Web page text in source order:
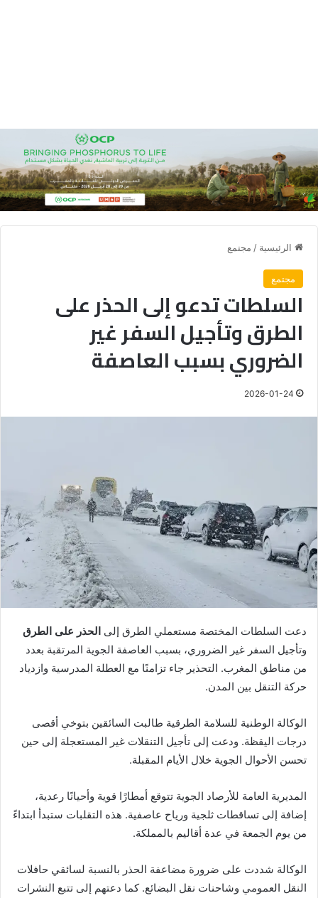
الرئيسية / مجتمع
مجتمع
السلطات تدعو إلى الحذر على
الطرق وتأجيل السفر غير
الضروري بسبب العاصفة
2026-01-24
دعت السلطات المختصة مستعملي الطرق إلى الحذر على الطرق
وتأجيل السفر غير الضروري، بسبب العاصفة الجوية المرتقبة بعدد
من مناطق المغرب. التحذير جاء تزامنًا مع العطلة المدرسية وازدياد
حركة التنقل بين المدن.
الوكالة الوطنية للسلامة الطرقية طالبت السائقين بتوخي أقصى
درجات اليقظة. ودعت إلى تأجيل التنقلات غير المستعجلة إلى حين
تحسن الأحوال الجوية خلال الأيام المقبلة.
المديرية العامة للأرصاد الجوية تتوقع أمطارًا قوية وأحيانًا رعدية،
إضافة إلى تساقطات ثلجية ورياح عاصفية. هذه التقلبات ستبدأ ابتداءً
من يوم الجمعة في عدة أقاليم بالمملكة.
الوكالة شددت على ضرورة مضاعفة الحذر بالنسبة لسائقي حافلات
النقل العمومي وشاحنات نقل البضائع. كما دعتهم إلى تتبع النشرات